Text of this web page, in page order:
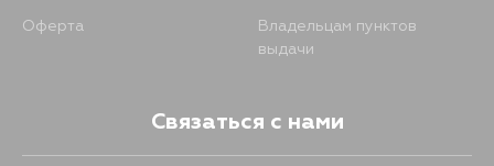
Оферта
Владельцам пунктов
выдачи
Связаться с нами